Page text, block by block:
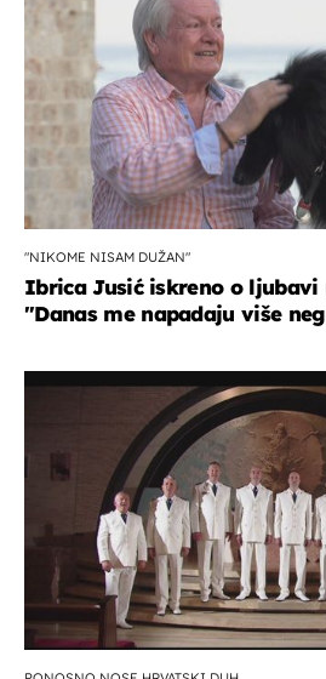
"NIKOME NISAM DUŽAN"
Ibrica Jusić iskreno o ljubavi
"Danas me napadaju više